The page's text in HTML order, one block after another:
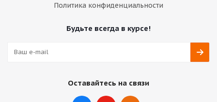
Политика конфиденциальности
Будьте всегда в курсе!
Оставайтесь на связи